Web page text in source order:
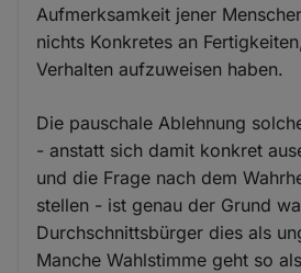
Aufmerksamkeit jener
nichts Konkretes an
Verhalten aufzuweisen haben.
Die pauschale Ablehnung
- anstatt sich damit konkret
und die Frage nach dem
stellen - ist genau der Grund
Durchschnittsbürger dies als
Manche Wahlstimme geht so